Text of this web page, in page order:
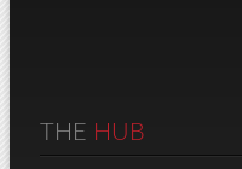
THE HUB